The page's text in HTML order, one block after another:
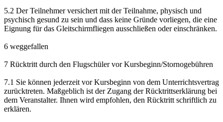
5.2 Der Teilnehmer versichert mit der Teilnahme, physisch und
psychisch gesund zu sein und dass keine Gründe vorliegen, die eine
Eignung für das Gleitschirmfliegen ausschließen oder einschränken.
6 weggefallen
7 Rücktritt durch den Flugschüler vor Kursbeginn/Stornogebühren
7.1 Sie können jederzeit vor Kursbeginn von dem Unterrichtsvertrag
zurücktreten. Maßgeblich ist der Zugang der Rücktrittserklärung bei
dem Veranstalter. Ihnen wird empfohlen, den Rücktritt schriftlich zu
erklären.